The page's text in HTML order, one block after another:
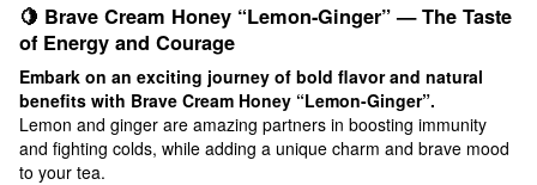
🍋 Brave Cream Honey “Lemon-Ginger” — The Taste
of Energy and Courage
Embark on an exciting journey of bold flavor and natural
benefits with Brave Cream Honey “Lemon-Ginger”.
Lemon and ginger are amazing partners in boosting immunity
and fighting colds, while adding a unique charm and brave mood
to your tea.